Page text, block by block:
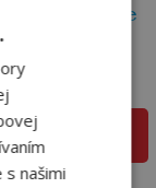
šrobovacie
do košíka
našimi